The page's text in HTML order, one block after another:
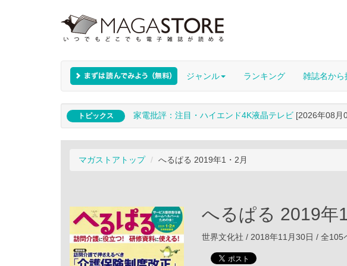
ジャンル ランキング 雑誌名から
トピックス 家電批評：注目・ハイエンド4K液晶テレビ [2026年08月
マガストアトップ へるぱる 2019年1・2月
へるぱる 2019年
世界文化社 / 2018年11月30日 / 全105